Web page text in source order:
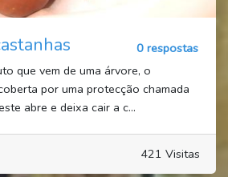
0 respostas
que vem de uma árvore, o
por uma protecção chamada
abre e deixa cair a c...
421 Visitas